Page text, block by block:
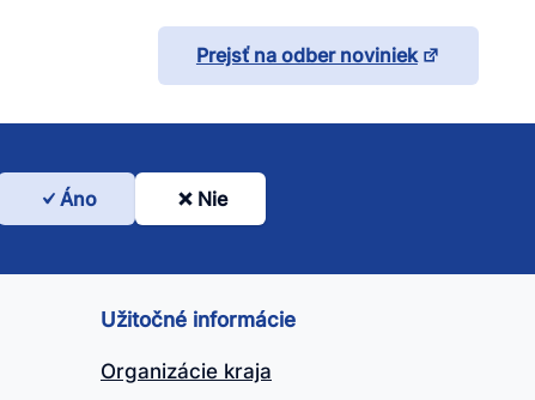
Prejsť na odber noviniek
Bol
tento
článok
užitočný?
Áno Nie
Užitočné informácie
Organizácie kraja